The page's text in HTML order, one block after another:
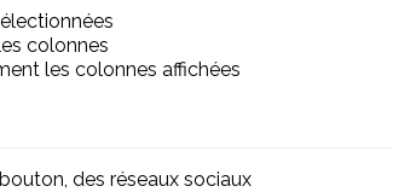
colonnes
les colonnes affichées
des réseaux sociaux